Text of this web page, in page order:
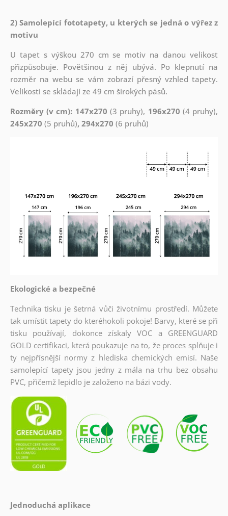
2) Samolepící fototapety, u kterých se jedná o výřez z
motivu
U tapet s výškou 270 cm se motiv na danou velikost
přizpůsobuje. Povětšinou z něj ubývá. Po klepnutí na
rozměr na webu se vám zobrazí přesný vzhled tapety.
Velikosti se skládají ze 49 cm širokých pásů.
Rozměry (v cm): 147x270 (3 pruhy), 196x270 (4 pruhy),
245x270 (5 pruhů), 294x270 (6 pruhů)
Ekologické a bezpečné
Technika tisku je šetrná vůči životnímu prostředí. Můžete
tak umístit tapety do kteréhokoli pokoje! Barvy, které se při
tisku používají, dokonce získaly VOC a GREENGUARD
GOLD certifikaci, která poukazuje na to, že proces splňuje i
ty nejpřísnější normy z hlediska chemických emisí. Naše
samolepící tapety jsou jedny z mála na trhu bez obsahu
PVC, přičemž lepidlo je založeno na bázi vody.
Jednoduchá aplikace